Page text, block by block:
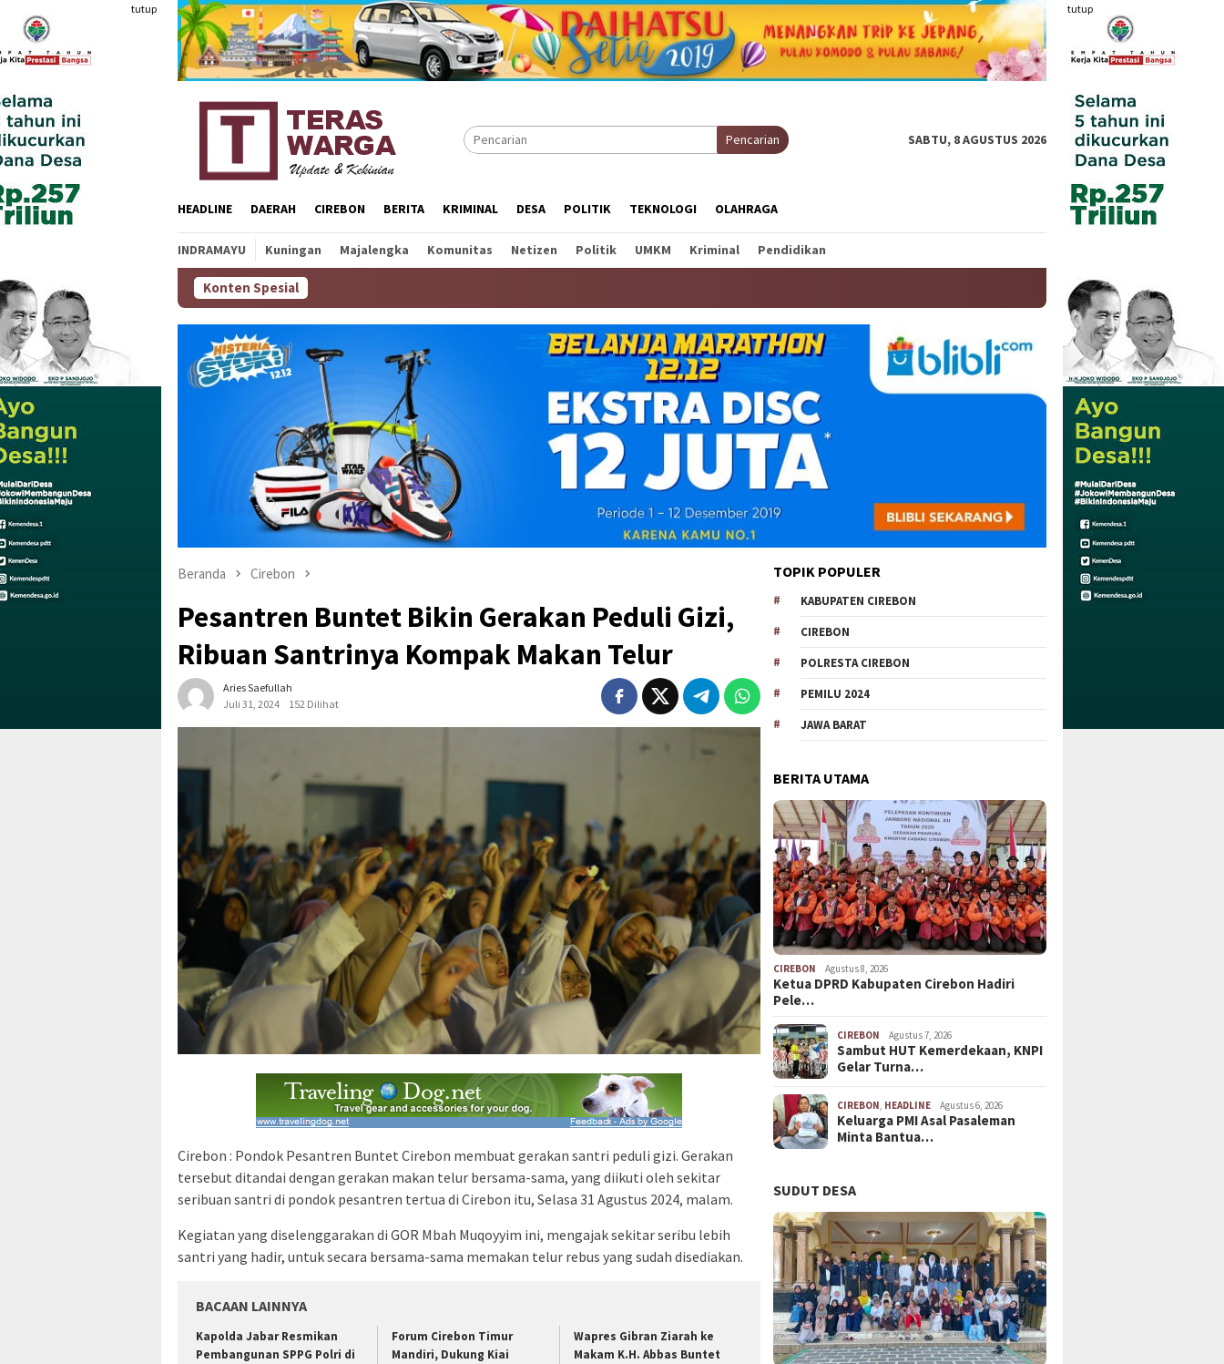
Loncat
konten
tutup tutup
Pencarian SABTU, 8 AGUSTUS 2026
HEADLINE DAERAH CIREBON BERITA KRIMINAL DESA POLITIK TEKNOLOGI OLAHRAGA
INDRAMAYU Kuningan Majalengka Komunitas Netizen Politik UMKM Kriminal Pendidikan
Konten Spesial
Beranda Cirebon
Pesantren Buntet Bikin Gerakan Peduli Gizi,
Ribuan Santrinya Kompak Makan Telur
Aries Saefullah
Juli 31, 2024
152 Dilihat
Cirebon : Pondok Pesantren Buntet Cirebon membuat gerakan santri peduli gizi. Gerakan
tersebut ditandai dengan gerakan makan telur bersama-sama, yang diikuti oleh sekitar
seribuan santri di pondok pesantren tertua di Cirebon itu, Selasa 31 Agustus 2024, malam.
Kegiatan yang diselenggarakan di GOR Mbah Muqoyyim ini, mengajak sekitar seribu lebih
santri yang hadir, untuk secara bersama-sama memakan telur rebus yang sudah disediakan.
BACAAN LAINNYA
Kapolda Jabar Resmikan
Pembangunan SPPG Polri di
Forum Cirebon Timur
Mandiri, Dukung Kiai
Wapres Gibran Ziarah ke
Makam K.H. Abbas Buntet
TOPIK POPULER
KABUPATEN CIREBON
CIREBON
POLRESTA CIREBON
PEMILU 2024
JAWA BARAT
BERITA UTAMA
CIREBON Agustus 8, 2026
Ketua DPRD Kabupaten Cirebon Hadiri
Pele…
CIREBON Agustus 7, 2026
Sambut HUT Kemerdekaan, KNPI
Gelar Turna…
CIREBON, HEADLINE Agustus 6, 2026
Keluarga PMI Asal Pasaleman
Minta Bantua…
SUDUT DESA